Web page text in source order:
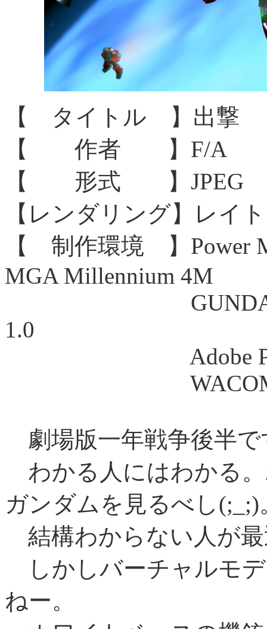
【 タイトル 】出撃
【 作者 】F/A
【 形式 】JPEG
【レンダリング】レイ
【 制作環境 】Power
MGA Millennium 4M
GUNDAM
1.0
Adobe
WACOM
劇場版一年戦争後半で
わかる人にはわかる
ガンダムを見るべし(;_;)
結構わからない人が
しかしバーチャルモ
ねー。